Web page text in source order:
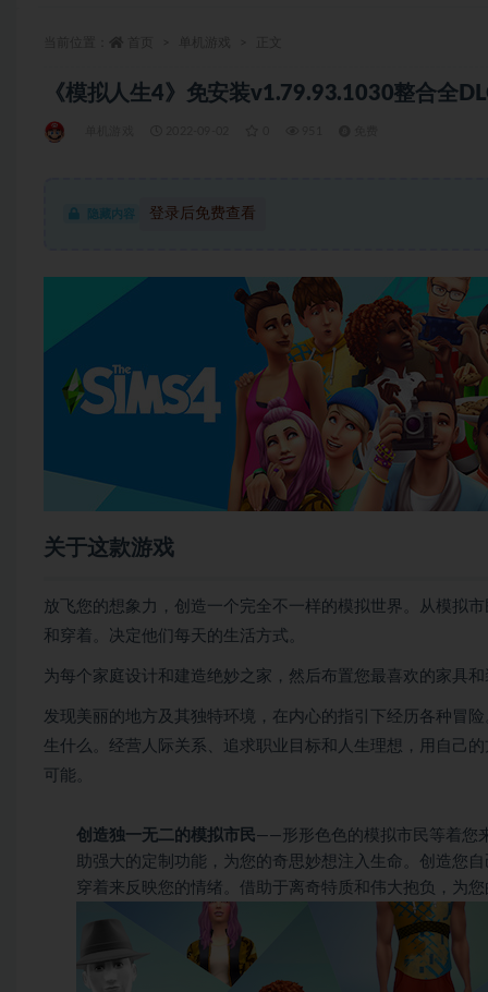
《模拟人生4》免安装v1.79.93.1030整合全
隐藏内容 登录后免费查看
关于这款游戏
放飞您的想象力，创造一个完全不一样的模拟世界。从模拟
和穿着。决定他们每天的生活方式。
为每个家庭设计和建造绝妙之家，然后布置您最喜欢的家具
发现美丽的地方及其独特环境，在内心的指引下经历各种冒
生什么。经营人际关系、追求职业目标和人生理想，用自己
可能。
创造独一无二的模拟市民——形形色色的模拟市民等着您
助强大的定制功能，为您的奇思妙想注入生命。创造您
穿着来反映您的情绪。借助于离奇特质和伟大抱负，为